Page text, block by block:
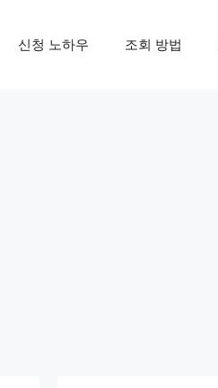
신청 노하우 조회 방법